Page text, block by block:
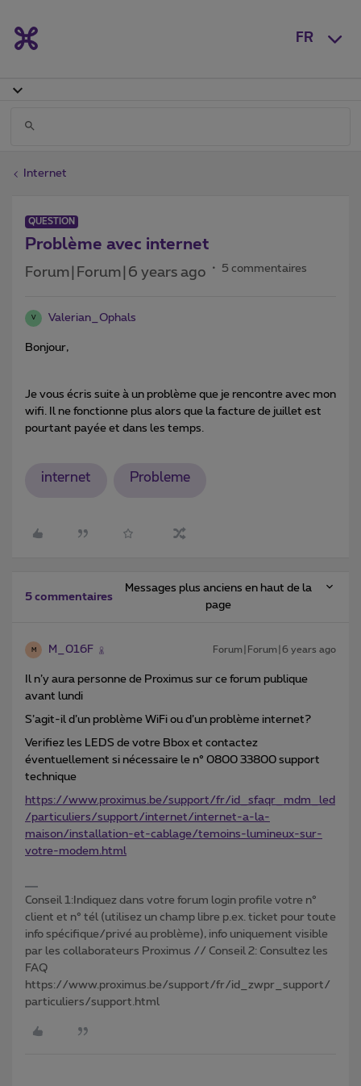
FR
Internet
QUESTION
Problème avec internet
Forum|Forum|6 years ago 5 commentaires
V Valerian_Ophals
Bonjour,
Je vous écris suite à un problème que je rencontre avec mon
wifi. Il ne fonctionne plus alors que la facture de juillet est
pourtant payée et dans les temps.
internet Probleme
5 commentaires
Messages plus anciens en haut de la
page
M M_016F Forum|Forum|6 years ago
Il n’y aura personne de Proximus sur ce forum publique
avant lundi
S’agit-il d’un problème WiFi ou d’un problème internet?
Verifiez les LEDS de votre Bbox et contactez
éventuellement si nécessaire le n° 0800 33800 support
technique
https://www.proximus.be/support/fr/id_sfaqr_mdm_led
/particuliers/support/internet/internet-a-la-
maison/installation-et-cablage/temoins-lumineux-sur-
votre-modem.html
Conseil 1:Indiquez dans votre forum login profile votre n°
client et n° tél (utilisez un champ libre p.ex. ticket pour toute
info spécifique/privé au problème), info uniquement visible
par les collaborateurs Proximus // Conseil 2: Consultez les
FAQ
https://www.proximus.be/support/fr/id_zwpr_support/
particuliers/support.html